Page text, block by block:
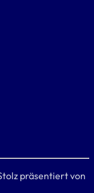
präsentiert von